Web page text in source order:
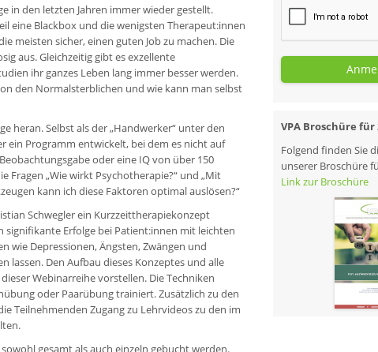
in den letzten Jahren immer wieder gestellt.
eine Blackbox und die wenigsten Therapeut:innen
meisten sicher, einen guten Job zu machen. Die
aus. Gleichzeitig gibt es exzellente
ihr ganzes Leben lang immer besser werden.
den Normalsterblichen und wie kann man selbst
heran. Selbst als der „Handwerker“ unter den
Programm entwickelt, bei dem es nicht auf
oder eine IQ von über 150
Fragen „Wie wirkt Psychotherapie?“ und „Mit
kann ich diese Faktoren optimal auslösen?“
Schwegler ein Kurzzeittherapiekonzept
signifikante Erfolge bei Patient:innen mit leichten
wie Depressionen, Ängsten, Zwängen und
lassen. Den Aufbau dieses Konzeptes und alle
Webinarreihe vorstellen. Die Techniken
oder Paarübung trainiert. Zusätzlich zu den
Teilnehmenden Zugang zu Lehrvideos zu den im
gesamt als auch einzeln gebucht werden.
VPA Broschüre für
Folgend finden Sie
unserer Broschüre
Link zur Broschüre